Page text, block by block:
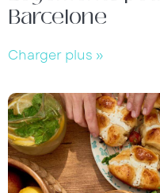
Barcelone
Charger plus »